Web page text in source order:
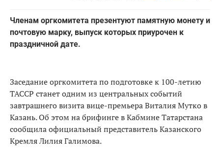
Членам оргкомитета презентуют памятную монету и
почтовую марку, выпуск которых приурочен к
праздничной дате.
Заседание оргкомитета по подготовке к 100-летию
ТАССР станет одним из центральных событий
завтрашнего визита вице-премьера Виталия Мутко в
Казань. Об этом на брифинге в Кабмине Татарстана
сообщила официальный представитель Казанского
Кремля Лилия Галимова.